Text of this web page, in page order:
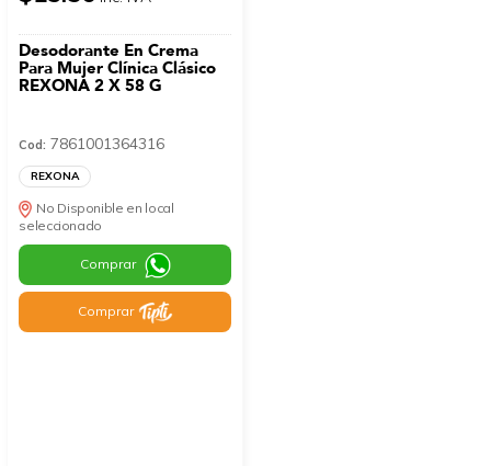
Desodorante En Crema
Para Mujer Clínica Clásico
REXONA 2 X 58 G
Cod: 7861001364316
REXONA
No Disponible en local
seleccionado
Comprar
Comprar